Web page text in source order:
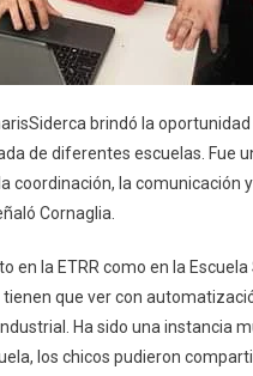
brindó la
de diferentes escuelas. Fue
la comunicación
Cornaglia.
la ETRR como en la
que ver con
Ha sido una instancia
los chicos pudieron